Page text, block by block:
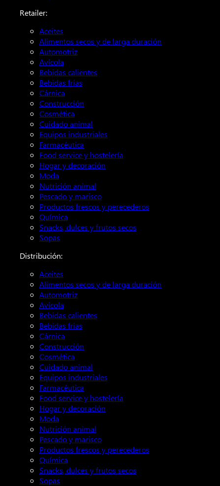
Retailer:
Aceites
Alimentos secos y de larga duración
Automotriz
Avícola
Bebidas calientes
Bebidas frías
Cárnica
Construcción
Cosmética
Cuidado animal
Equipos industriales
Farmacéutica
Food service y hostelería
Hogar y decoración
Moda
Nutrición animal
Pescado y marisco
Productos frescos y perecederos
Química
Snacks, dulces y frutos secos
Sopas
Distribución:
Aceites
Alimentos secos y de larga duración
Automotriz
Avícola
Bebidas calientes
Bebidas frías
Cárnica
Construcción
Cosmética
Cuidado animal
Equipos industriales
Farmacéutica
Food service y hostelería
Hogar y decoración
Moda
Nutrición animal
Pescado y marisco
Productos frescos y perecederos
Química
Snacks, dulces y frutos secos
Sopas